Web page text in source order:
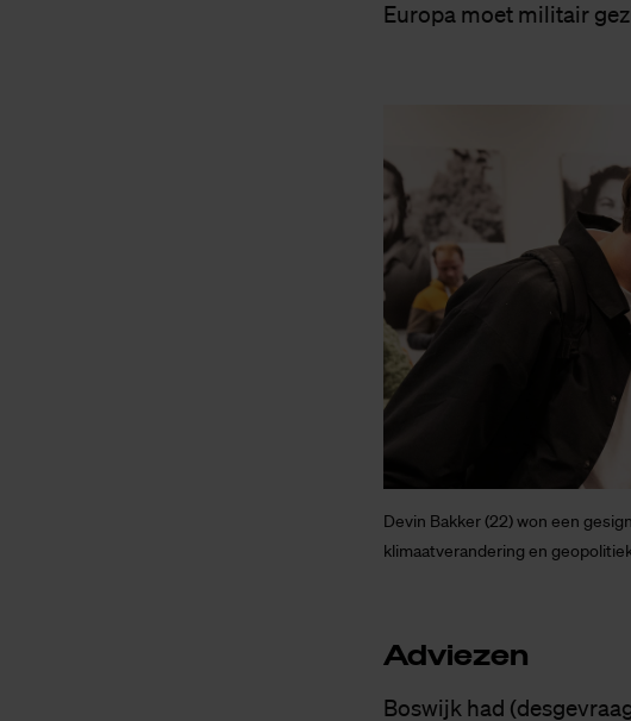
Europa moet militair
Devin Bakker (22) won een
klimaatverandering en
Ad­vie­zen
Boswijk had